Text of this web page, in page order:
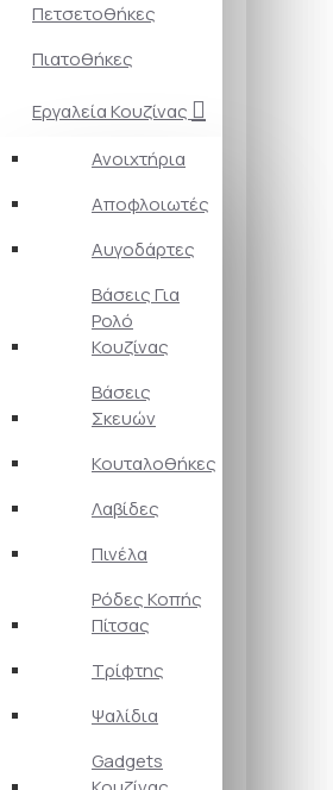
Πετσετοθήκες
Πιατοθήκες
Εργαλεία Κουζίνας
Ανοιχτήρια
Αποφλοιωτές
Αυγοδάρτες
Βάσεις Για
Ρολό
Κουζίνας
Βάσεις
Σκευών
Κουταλοθήκες
Λαβίδες
Πινέλα
Ρόδες Κοπής
Πίτσας
Τρίφτης
Ψαλίδια
Gadgets